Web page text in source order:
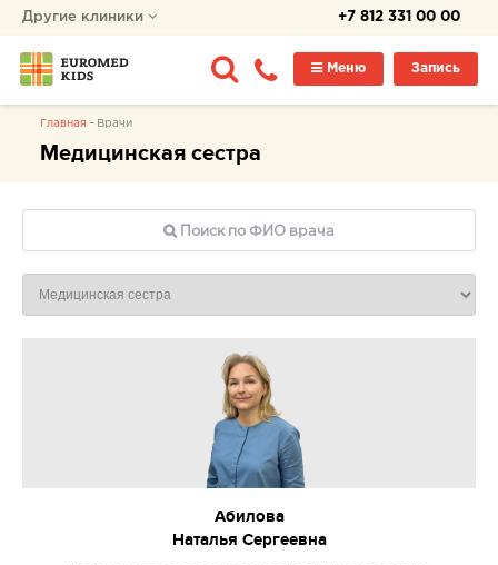
+7 812 331 00 00
Другие клиники
Запись
Меню
Главная Врачи
Медицинская сестра
Абилова
Наталья Сергеевна